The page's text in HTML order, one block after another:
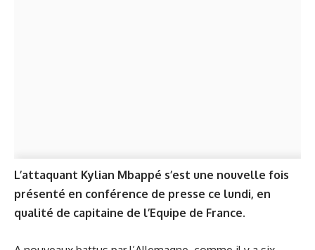
L’attaquant Kylian Mbappé s’est une nouvelle fois
présenté en conférence de presse ce lundi, en
qualité de capitaine de l’Equipe de France.